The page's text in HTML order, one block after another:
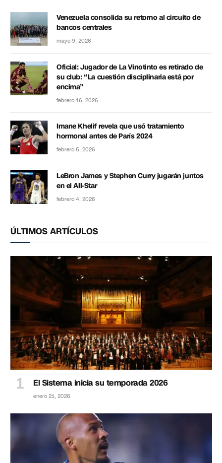
Venezuela consolida su retorno al circuito de
bancos centrales
mayo 9, 2026
Oficial: Jugador de La Vinotinto es retirado de
su club: “La cuestión disciplinaria está por
encima”
febrero 16, 2026
Imane Khelif revela que usó tratamiento
hormonal antes de París 2024
febrero 5, 2026
LeBron James y Stephen Curry jugarán juntos
en el All-Star
febrero 4, 2026
ÚLTIMOS ARTÍCULOS
El Sistema inicia su temporada 2026
enero 21, 2026